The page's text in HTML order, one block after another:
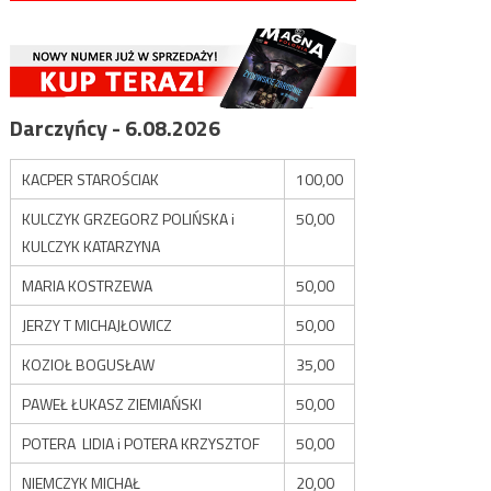
Darczyńcy - 6.08.2026
KACPER STAROŚCIAK
100,00
KULCZYK GRZEGORZ POLIŃSKA i
KULCZYK KATARZYNA
50,00
MARIA KOSTRZEWA
50,00
JERZY T MICHAJŁOWICZ
50,00
KOZIOŁ BOGUSŁAW
35,00
PAWEŁ ŁUKASZ ZIEMIAŃSKI
50,00
POTERA LIDIA i POTERA KRZYSZTOF
50,00
NIEMCZYK MICHAŁ
20,00